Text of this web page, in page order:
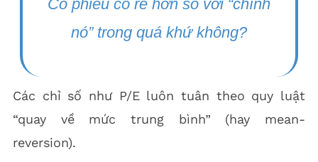
Cổ phiếu có rẻ hơn so với “chính
nó” trong quá khứ không?
Các chỉ số như P/E luôn tuân theo quy luật
“quay về mức trung bình” (hay mean-
reversion).